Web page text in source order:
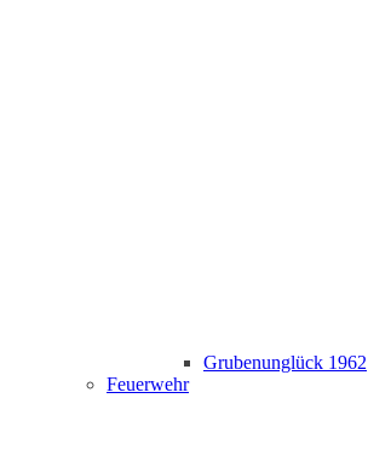
Grubenunglück 1962
Feuerwehr